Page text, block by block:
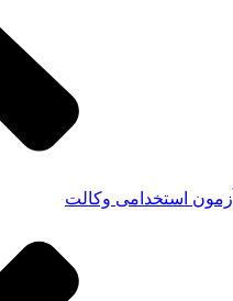
آزمون استخدامی وکالت